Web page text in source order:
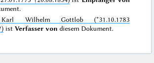
Wilhelm Gottlob (*31.10.1783
istVerfasser von diesem Dokument.